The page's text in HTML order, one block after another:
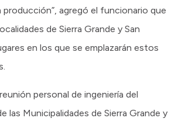
producción”, agregó el funcionario que
de Sierra Grande y San
en los que se emplazarán estos
personal de ingeniería del
las Municipalidades de Sierra Grande y